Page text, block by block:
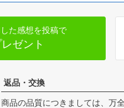
た感想を投稿で
ゼント
返品・交換
商品の品質につきましては、万